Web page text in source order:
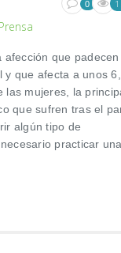
0
que
y que afecta a unos
las mujeres, la
que sufren tras el
algún tipo de
practicar una